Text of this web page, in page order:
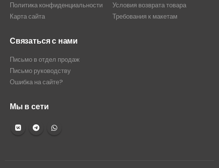
Политика конфиденциальности
Карта сайта
Условия возврата товара
Требования к макетам
Связаться с нами
Письмо в отдел продаж
Письмо руководству
Ошибка на сайте?
Мы в сети